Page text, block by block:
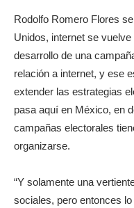
Rodolfo Romero Flores
Unidos, internet se
desarrollo de una
relación a internet, y ese
extender las estrategias
pasa aquí en México, en
campañas electorales
organizarse.
“Y solamente una
sociales, pero entonces